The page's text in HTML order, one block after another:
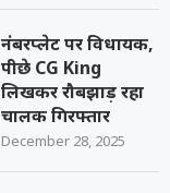
नंबरप्लेट पर विधायक,
पीछे CG King
लिखकर रौबझाड़ रहा
चालक गिरफ्तार
December 28, 2025